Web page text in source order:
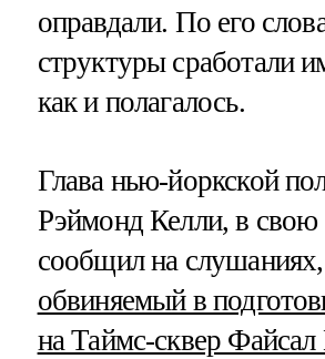
оправдали. По его
структуры сработали
как и полагалось.
Глава нью-йоркской
Рэймонд Келли, в свою
сообщил на слушаниях,
обвиняемый в
на Таймс-сквер